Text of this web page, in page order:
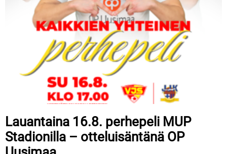
Lauantaina 16.8. perhepeli MUP
Stadionilla – otteluisäntänä OP